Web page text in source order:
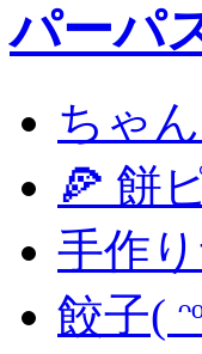
パーパ
ちゃ
🍕 餅
手作
餃子(